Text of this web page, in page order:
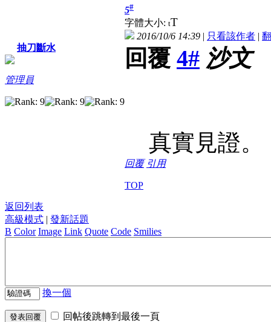
抽刀斷水
管理員
5#
字體大小: tT
2016/10/6 14:39 | 只看該作者 |
回覆 4# 沙文
真實見證。
回覆 引用
TOP
返回列表
高級模式 | 發新話題
B Color Image Link Quote Code Smilies
換一個
發表回覆 回帖後跳轉到最後一頁